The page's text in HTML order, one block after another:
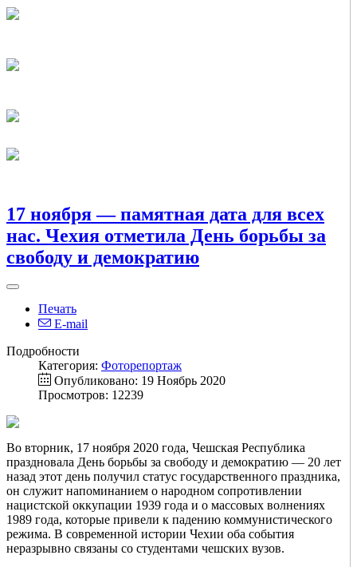
17 ноября — памятная дата для всех
нас. Чехия отметила День борьбы за
свободу и демократию
Печать
E-mail
Подробности
Категория: Фоторепортаж
Опубликовано: 19 Ноябрь 2020
Просмотров: 12239
Во вторник, 17 ноября 2020 года, Чешская Республика
праздновала День борьбы за свободу и демократию — 20 лет
назад этот день получил статус государственного праздника,
он служит напоминанием о народном сопротивлении
нацистской оккупации 1939 года и о массовых волнениях
1989 года, которые привели к падению коммунистического
режима. В современной истории Чехии оба события
неразрывно связаны со студентами чешских вузов.